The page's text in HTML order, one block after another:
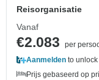
Reisorganisatie
Vanaf
€2.083
per
Aanmelden to
Prijs gebaseerd op